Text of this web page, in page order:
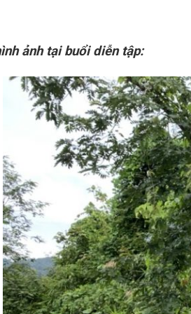
ảnh tại buổi diễn tập: